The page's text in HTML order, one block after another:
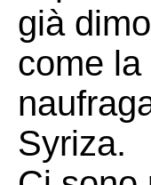
già
come la
Syriza.